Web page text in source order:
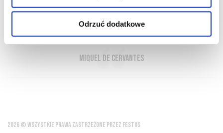
Odrzuć dodatkowe
Piję kiedy jest okazja i czasami kiedy jej
szukam
Miquel de Cervantes
2026 © WSZYSTKIE PRAWA ZASTRZEŻONE PRZEZ FESTUS